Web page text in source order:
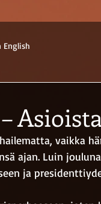
English
vaikka
ajan. Luin
ja